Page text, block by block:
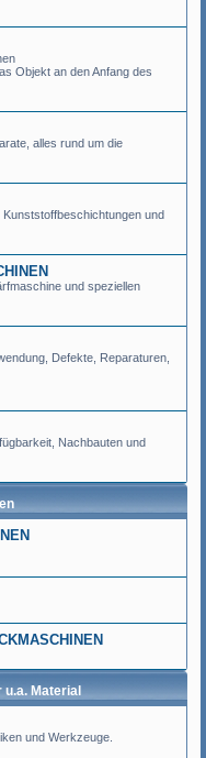
Objekt an den Anfang des
alles rund um die
und
und speziellen
Defekte, Reparaturen,
Nachbauten und
Material
und Werkzeuge.